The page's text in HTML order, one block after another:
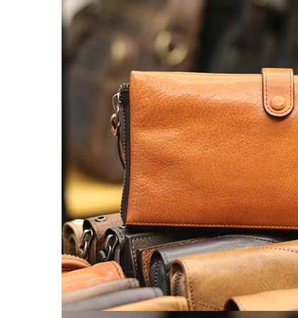
Túi da nam
Túi đeo chéo nam
Túi Bao Tử Nam Da Thật
Túi đeo chéo mini
Túi đựng iPad mini
Túi đựng iPad Air – iPad Pro
Túi Da Cầm Tay Nam
Túi đeo hông, thắt lưng
Túi da đeo ngực, đeo bụng
Túi đựng macbook
Balo Da Nam
Balo đựng Laptop 13-14″ inch